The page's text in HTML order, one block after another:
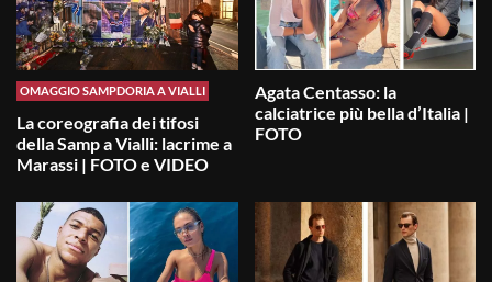
OMAGGIO SAMPDORIA A VIALLI
La coreografia dei tifosi
della Samp a Vialli: lacrime a
Marassi | FOTO e VIDEO
Agata Centasso: la
calciatrice più bella d’Italia |
FOTO